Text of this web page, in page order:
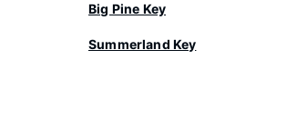
Big Pine Key
Summerland Key